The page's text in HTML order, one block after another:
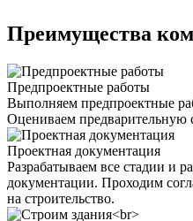
Преимущества
Предпроектные работы
Выполняем предпроектные
Оцениваем предварительную
Проектная документация
Разрабатываем все стадии и
документации. Проходим
на строительство.